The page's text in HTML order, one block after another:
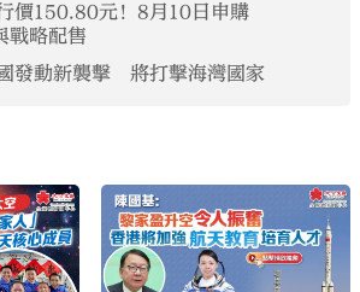
價150.80元！8月10日申購
戰略配售
發動新襲擊 將打擊海灣國家